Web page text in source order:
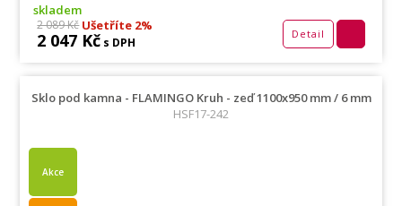
skladem
2 089 KčUšetříte 2%
2 047 Kč s DPH
Detail
Sklo pod kamna - FLAMINGO Kruh - zeď 1100x950 mm / 6 mm
HSF17-242
Akce